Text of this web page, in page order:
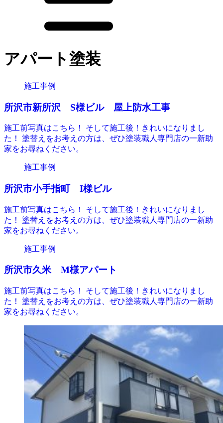
アパート塗装
施工事例
所沢市新所沢 S様ビル 屋上防水工事
施工前写真はこちら！ そして施工後！きれいになりまし
た！ 塗替えをお考えの方は、ぜひ塗装職人専門店の一新助
家をお尋ねください。
施工事例
所沢市小手指町 I様ビル
施工前写真はこちら！ そして施工後！きれいになりまし
た！ 塗替えをお考えの方は、ぜひ塗装職人専門店の一新助
家をお尋ねください。
施工事例
所沢市久米 M様アパート
施工前写真はこちら！ そして施工後！きれいになりまし
た！ 塗替えをお考えの方は、ぜひ塗装職人専門店の一新助
家をお尋ねください。